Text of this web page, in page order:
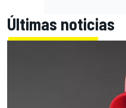
Últimas noticias